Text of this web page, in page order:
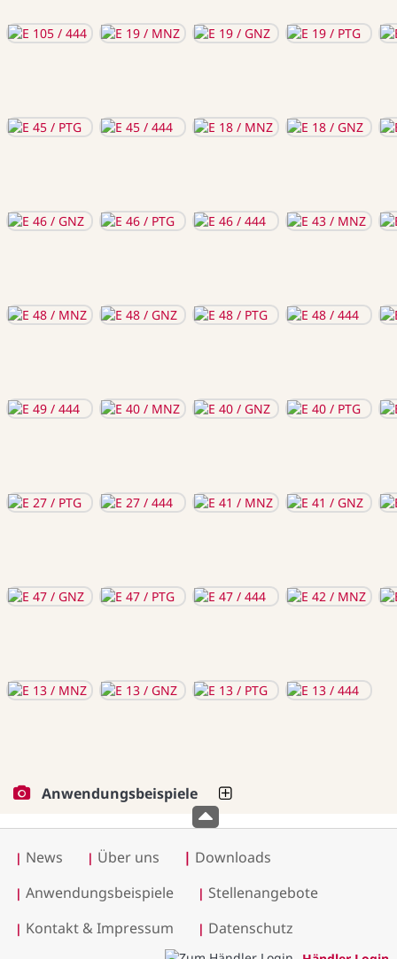
Anwendungsbeispiele
| News | Über uns | Downloads
| Anwendungsbeispiele | Stellenangebote
| Kontakt & Impressum | Datenschutz